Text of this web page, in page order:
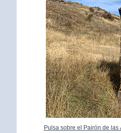
Pulsa sobre el Pairón de